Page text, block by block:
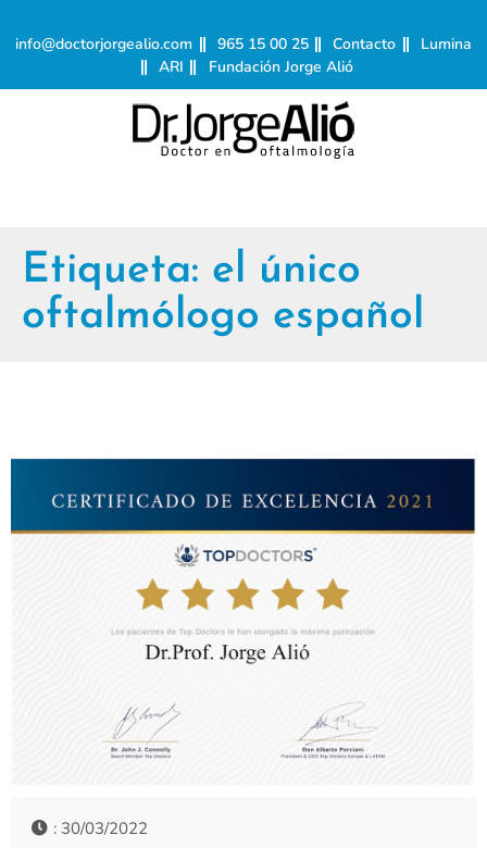
info@doctorjorgealio.com 965 15 00 25 Contacto
Lumina
ARI
Fundación Jorge Alió
Etiqueta: el único
oftalmólogo español
: 30/03/2022